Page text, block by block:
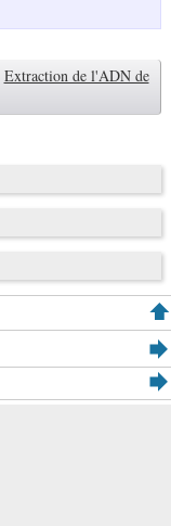
Extraction de l'ADN de